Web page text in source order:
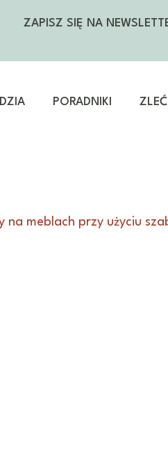
ZAPISZ SIĘ NA
PORADNIKI